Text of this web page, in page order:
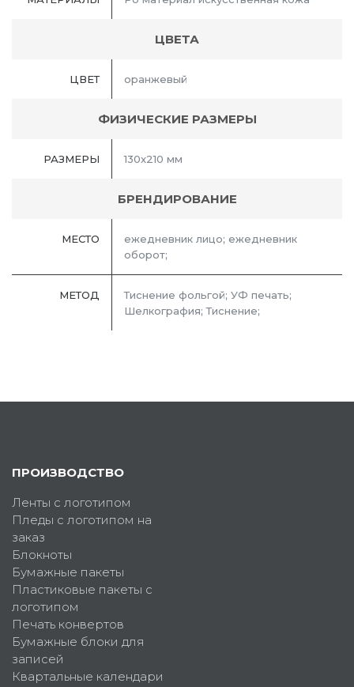
ЦВЕТА
ЦВЕТ оранжевый
ФИЗИЧЕСКИЕ РАЗМЕРЫ
РАЗМЕРЫ 130x210 мм
БРЕНДИРОВАНИЕ
МЕСТО
ежедневник лицо; ежедневник
оборот;
МЕТОД
Тиснение фольгой; УФ печать;
Шелкография; Тиснение;
ПРОИЗВОДСТВО
Ленты с логотипом
Пледы с логотипом на
заказ
Блокноты
Бумажные пакеты
Пластиковые пакеты с
логотипом
Печать конвертов
Бумажные блоки для
записей
Квартальные календари